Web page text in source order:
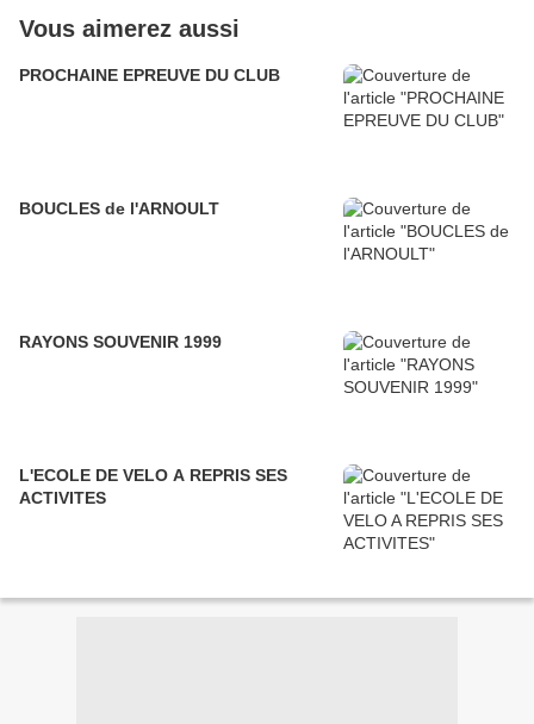
Vous aimerez aussi
PROCHAINE EPREUVE DU CLUB
BOUCLES de l'ARNOULT
RAYONS SOUVENIR 1999
L'ECOLE DE VELO A REPRIS SES
ACTIVITES